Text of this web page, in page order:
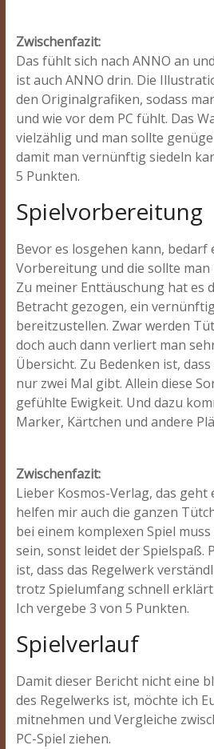
Zwischenfazit:
Das fühlt sich nach ANNO an
ist auch ANNO drin. Die
den Originalgrafiken, sodass
und wie vor dem PC fühlt. Das
vielzählig und man sollte
damit man vernünftig siedeln
5 Punkten.
Spielvorbereitung
Bevor es losgehen kann, bedarf
Vorbereitung und die sollte
Zu meiner Enttäuschung hat es
Betracht gezogen, ein
bereitzustellen. Zwar werden
doch auch dann verliert man
Übersicht. Zu Bedenken ist,
nur zwei Mal gibt. Allein diese
gefühlte Ewigkeit. Und dazu
Marker, Kärtchen und andere
Zwischenfazit:
Lieber Kosmos-Verlag, das geht
helfen mir auch die ganzen
bei einem komplexen Spiel
sein, sonst leidet der Spielspaß.
ist, dass das Regelwerk
trotz Spielumfang schnell
Ich vergebe 3 von 5 Punkten.
Spielverlauf
Damit dieser Bericht nicht eine
des Regelwerks ist, möchte ich
mitnehmen und Vergleiche
PC-Spiel ziehen.